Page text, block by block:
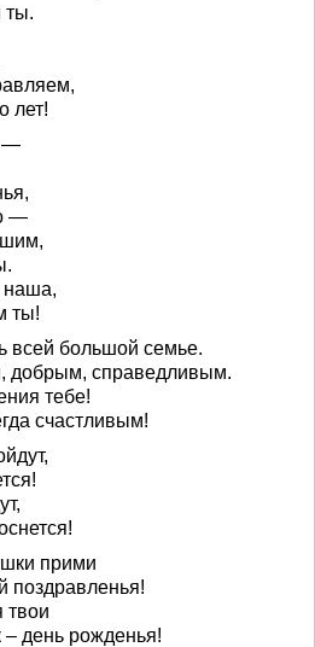
ты.
лет!
—
—
наша,
ты!
всей большой семье.
добрым, справедливым.
тебе!
счастливым!
прими
поздравленья!
твои
– день рожденья!